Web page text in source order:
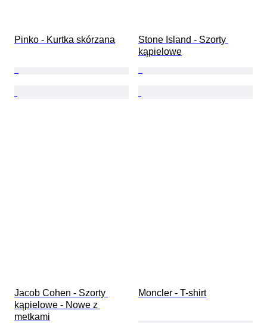
Pinko - Kurtka skórzana
Stone Island - Szorty
kąpielowe
Jacob Cohen - Szorty
kąpielowe - Nowe z
metkami
Moncler - T-shirt